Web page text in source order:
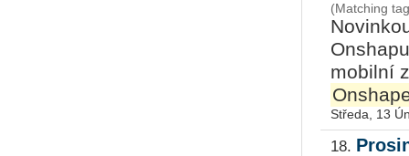
(Matching
mobilní
Středa, 13
18.